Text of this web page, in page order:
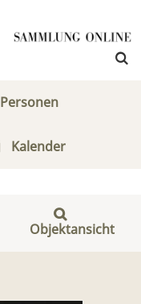
Personen
Kalender
Objektansicht